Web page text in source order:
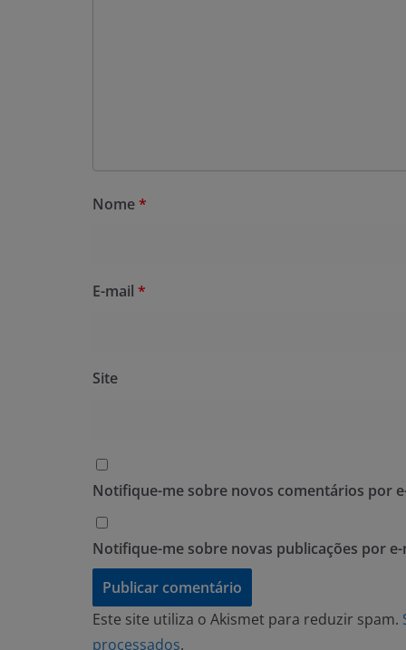
Nome*
E-mail *
Site
Notifique-me sobre novos comentários por
Notifique-me sobre novas publicações por e-
Este site utiliza o Akismet para reduzir spam.
processados.